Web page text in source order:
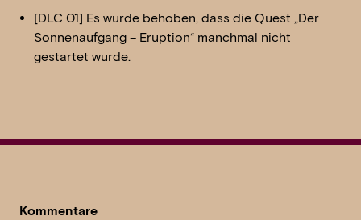
[DLC 01] Es wurde behoben, dass die Quest „Der
Sonnenaufgang – Eruption“ manchmal nicht
gestartet wurde.
Kommentare